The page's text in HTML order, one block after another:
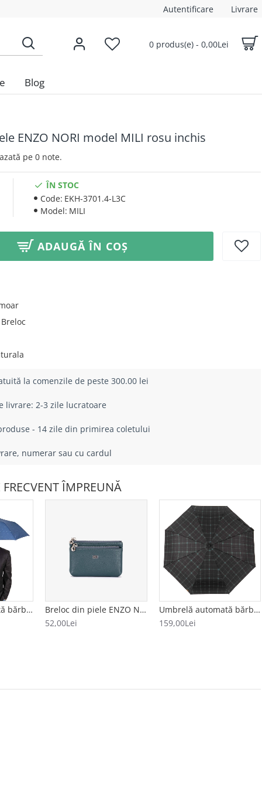
Autentificare Livrare
0 produs(e) - 0,00Lei
Blog
ENZO NORI model MILI rosu inchis
pe 0 note.
ÎN STOC
Code: EKH-3701.4-L3C
Model: MILI
ADAUGĂ ÎN COȘ
Breloc
la comenzile de peste 300.00 lei
livrare: 2-3 zile lucratoare
- 14 zile din primirea coletului
numerar sau cu cardul
ÎMPREUNĂ
Umbrelă automată bărbați CLIMA BISETTI model ESTRELLAS albastru
Breloc din piele ENZO NORI model FILL albastru
52,00Lei
Umbrelă automată bărbați model CUADRADO negru-verde
159,00Lei